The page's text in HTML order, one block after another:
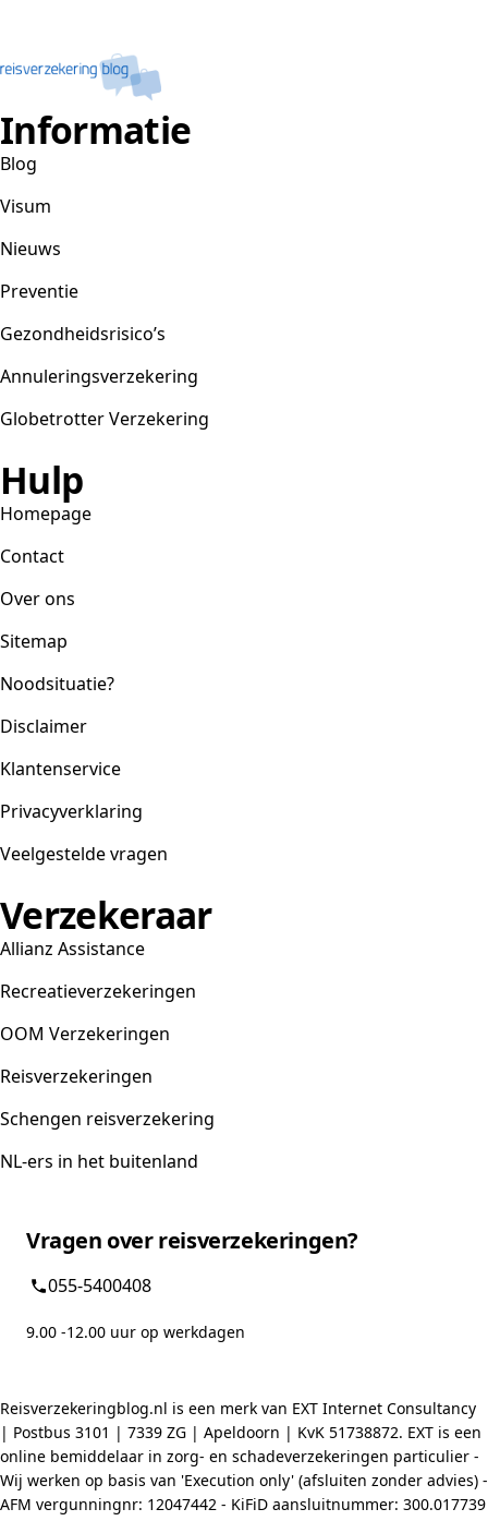
Informatie
Blog
Visum
Nieuws
Preventie
Gezondheidsrisico’s
Annuleringsverzekering
Globetrotter Verzekering
Hulp
Homepage
Contact
Over ons
Sitemap
Noodsituatie?
Disclaimer
Klantenservice
Privacyverklaring
Veelgestelde vragen
Verzekeraar
Allianz Assistance
Recreatieverzekeringen
OOM Verzekeringen
Reisverzekeringen
Schengen reisverzekering
NL-ers in het buitenland
Vragen over reisverzekeringen?
055-5400408
9.00 -12.00 uur op werkdagen
Reisverzekeringblog.nl is een merk van EXT Internet Consultancy
| Postbus 3101 | 7339 ZG | Apeldoorn | KvK 51738872. EXT is een
online bemiddelaar in zorg- en schadeverzekeringen particulier -
Wij werken op basis van 'Execution only' (afsluiten zonder advies) -
AFM vergunningnr: 12047442 - KiFiD aansluitnummer: 300.017739